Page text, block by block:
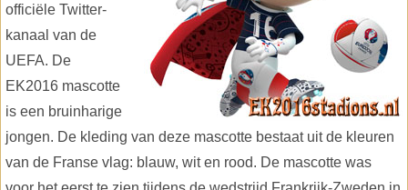
officiële Twitter-
kanaal van de
UEFA. De
EK2016 mascotte
is een bruinharige
jongen. De kleding van deze mascotte bestaat uit de kleuren
van de Franse vlag: blauw, wit en rood. De mascotte was